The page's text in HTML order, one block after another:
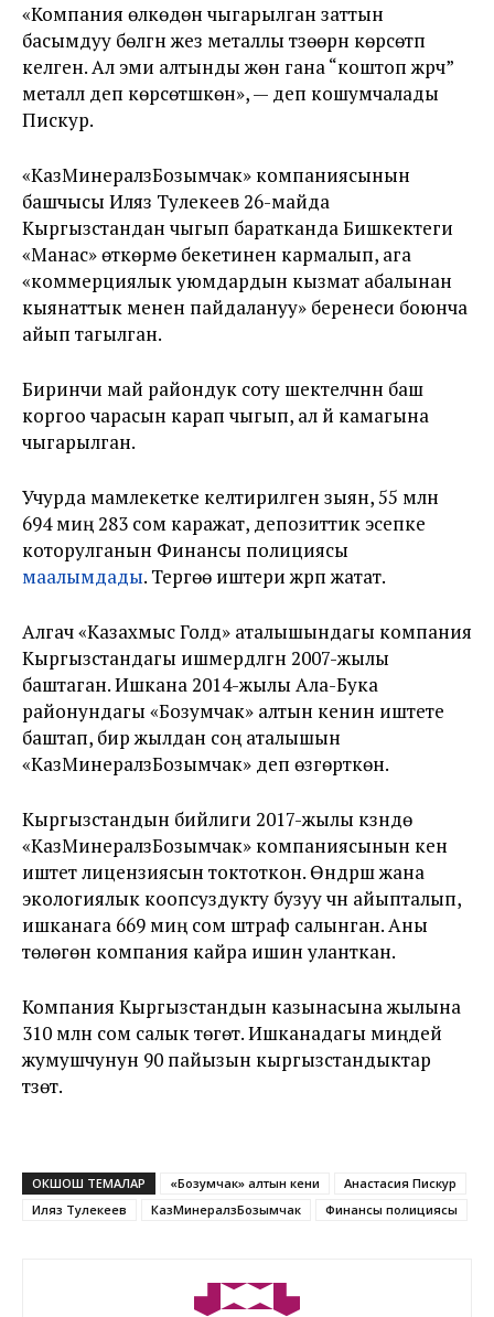
«Компания өлкөдөн чыгарылган заттын
басымдуу бөлүгүн жез металлы түзөөрүн көрсөтүп
келген. Ал эми алтынды жөн гана “коштоп жүрүүчү”
металл деп көрсөтүшкөн», — деп кошумчалады
Пискур.
«КазМинералзБозымчак» компаниясынын
башчысы Иляз Тулекеев 26-майда
Кыргызстандан чыгып баратканда Бишкектеги
«Манас» өткөрмө бекетинен кармалып, ага
«коммерциялык уюмдардын кызмат абалынан
кыянаттык менен пайдалануу» беренеси боюнча
айып тагылган.
Биринчи май райондук соту шектелүүчүнүн баш
коргоо чарасын карап чыгып, ал үй камагына
чыгарылган.
Учурда мамлекетке келтирилген зыян, 55 млн
694 миң 283 сом каражат, депозиттик эсепке
которулганын Финансы полициясы
маалымдады. Тергөө иштери жүрүп жатат.
Алгач «Казахмыс Голд» аталышындагы компания
Кыргызстандагы ишмердүүлүгүн 2007-жылы
баштаган. Ишкана 2014-жылы Ала-Бука
районундагы «Бозумчак» алтын кенин иштете
баштап, бир жылдан соң аталышын
«КазМинералзБозымчак» деп өзгөрткөн.
Кыргызстандын бийлиги 2017-жылы күзүндө
«КазМинералзБозымчак» компаниясынын кен
иштетүү лицензиясын токтоткон. Өндүрүш жана
экологиялык коопсуздукту бузуу үчүн айыпталып,
ишканага 669 миң сом штраф салынган. Аны
төлөгөн компания кайра ишин уланткан.
Компания Кыргызстандын казынасына жылына
310 млн сом салык төгөт. Ишканадагы миңдей
жумушчунун 90 пайызын кыргызстандыктар
түзөт.
ОКШОШ ТЕМАЛАР «Бозумчак» алтын кени
Анастасия Пискур
Иляз Тулекеев
КазМинералзБозымчак Финансы полициясы